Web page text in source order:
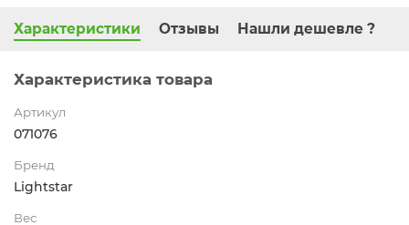
Характеристики Отзывы Нашли дешевле ?
Характеристика товара
Артикул
071076
Бренд
Lightstar
Вес